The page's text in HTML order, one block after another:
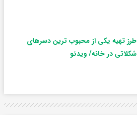
طرز تهیه یکی از محبوب ترین دسرهای
شکلاتی در خانه/ ویدئو